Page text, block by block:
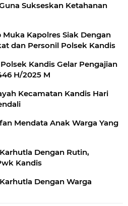
Sukseskan Ketahanan
Kapolres Siak Dengan
dan Personil Polsek Kandis
Kandis Gelar Pengajian
H/2025 M
Kecamatan Kandis Hari
Mendata Anak Warga Yang
Dengan Rutin,
Kandis
Dengan Warga